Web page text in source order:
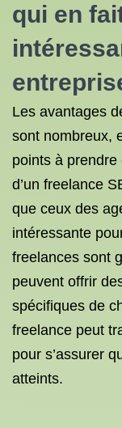
qui en
Les avantages
sont nombreux,
points à
d’un freelance
que ceux des
intéressante
freelances sont
peuvent offrir
spécifiques de
freelance peut
pour s’assurer
atteints.